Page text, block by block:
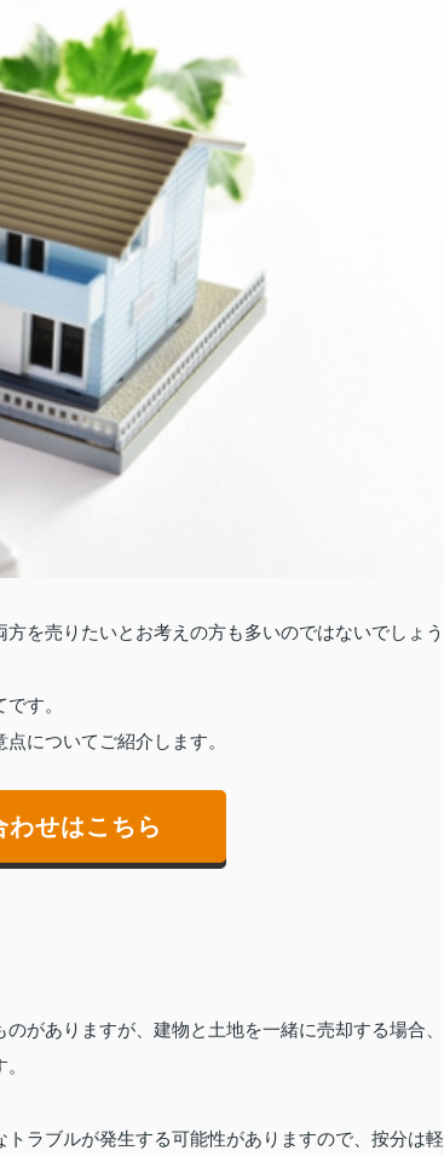
を売りたいとお考えの方も多いのではないでしょう
す。
についてご紹介します。
せはこちら
がありますが、建物と土地を一緒に売却する場合、
ラブルが発生する可能性がありますので、按分は軽